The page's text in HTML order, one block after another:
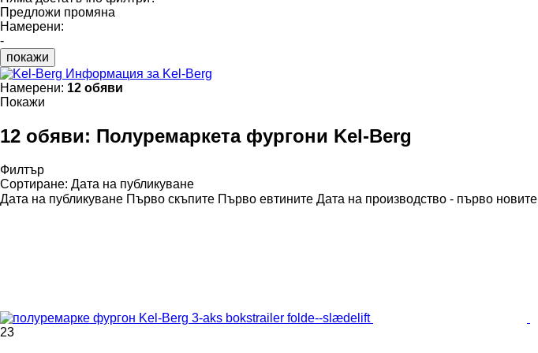
Предложи промяна
Намерени:
-
покажи
Информация за Kel-Berg
Намерени: 12 обяви
Покажи
12 обяви: Полуремаркета фургони Kel-Berg
Филтър
Сортиране: Дата на публикуване
Дата на публикуване Първо скъпите Първо евтините Дата на производство - първо новите
23